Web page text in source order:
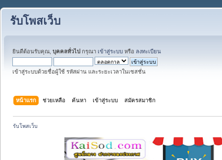
รับโพสเว็บ
ยินดีต้อนรับคุณ, บุคคลทั่วไป กรุณา เข้าสู่ระบบ หรือ ลงทะเบียน
เข้าสู่ระบบด้วยชื่อผู้ใช้ รหัสผ่าน และระยะเวลาในเซสชั่น
หน้าแรก ช่วยเหลือ ค้นหา เข้าสู่ระบบ สมัครสมาชิก
รับโพสเว็บ